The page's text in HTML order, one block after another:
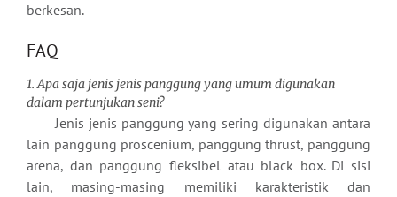
berkesan.
FAQ
1. Apa saja jenis jenis panggung yang umum digunakan
dalam pertunjukan seni?
Jenis jenis panggung yang sering digunakan antara
lain panggung proscenium, panggung thrust, panggung
arena, dan panggung fleksibel atau black box. Di sisi
lain, masing-masing memiliki karakteristik dan